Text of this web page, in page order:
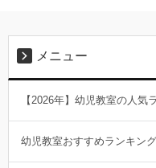
メニュー
【2026年】幼児教室の人気
幼児教室おすすめランキング